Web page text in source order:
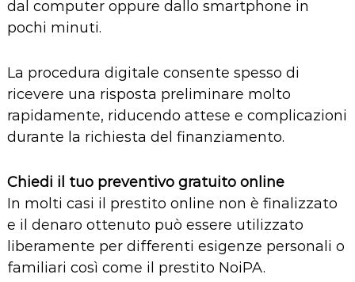
dal computer oppure dallo smartphone in
pochi minuti.
La procedura digitale consente spesso di
ricevere una risposta preliminare molto
rapidamente, riducendo attese e complicazioni
durante la richiesta del finanziamento.
Chiedi il tuo preventivo gratuito online
In molti casi il prestito online non è finalizzato
e il denaro ottenuto può essere utilizzato
liberamente per differenti esigenze personali o
familiari così come il prestito NoiPA.